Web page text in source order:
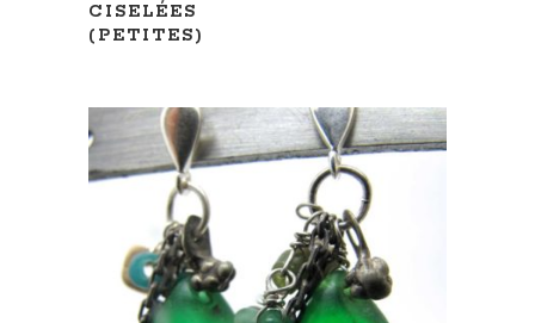
CISELÉES
(PETITES)
AJOUTER AU PANIER